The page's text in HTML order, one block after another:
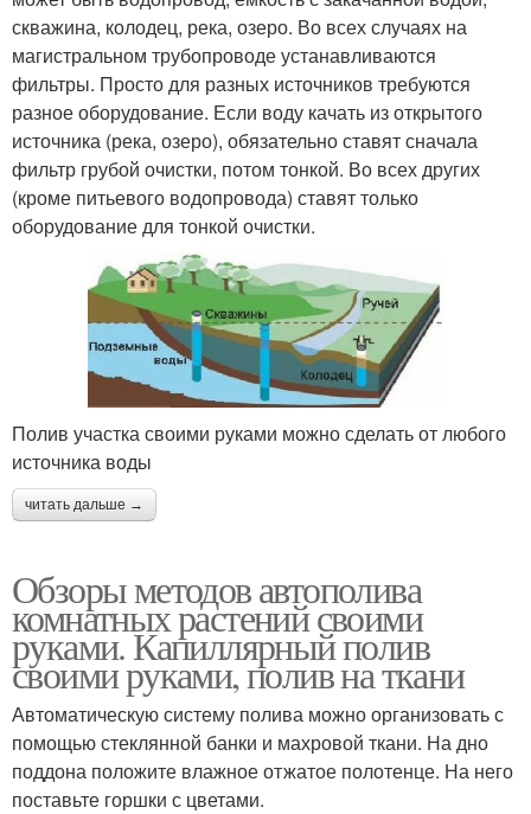
скважина, колодец, река, озеро. Во всех случаях на
магистральном трубопроводе устанавливаются
фильтры. Просто для разных источников требуются
разное оборудование. Если воду качать из открытого
источника (река, озеро), обязательно ставят сначала
фильтр грубой очистки, потом тонкой. Во всех других
(кроме питьевого водопровода) ставят только
оборудование для тонкой очистки.
Полив участка своими руками можно сделать от любого
источника воды
читать дальше →
Обзоры методов автополива
комнатных растений своими
руками. Капиллярный полив
своими руками, полив на ткани
Автоматическую систему полива можно организовать с
помощью стеклянной банки и махровой ткани. На дно
поддона положите влажное отжатое полотенце. На него
поставьте горшки с цветами.